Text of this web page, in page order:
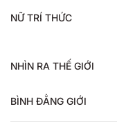
NỮ TRÍ THỨC
NHÌN RA THẾ GIỚI
BÌNH ĐẲNG GIỚI